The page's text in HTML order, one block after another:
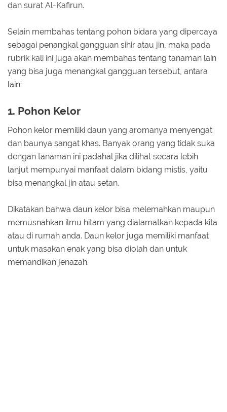
dan surat Al-Kafirun.
Selain membahas tentang pohon bidara yang dipercaya
sebagai penangkal gangguan sihir atau jin, maka pada
rubrik kali ini juga akan membahas tentang tanaman lain
yang bisa juga menangkal gangguan tersebut, antara
lain:
1. Pohon Kelor
Pohon kelor memiliki daun yang aromanya menyengat
dan baunya sangat khas. Banyak orang yang tidak suka
dengan tanaman ini padahal jika dilihat secara lebih
lanjut mempunyai manfaat dalam bidang mistis, yaitu
bisa menangkal jin atau setan.
Dikatakan bahwa daun kelor bisa melemahkan maupun
memusnahkan ilmu hitam yang dialamatkan kepada kita
atau di rumah anda. Daun kelor juga memiliki manfaat
untuk masakan enak yang bisa diolah dan untuk
memandikan jenazah.